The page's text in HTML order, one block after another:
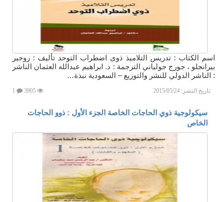
اسم الكتاب : تدريس التلاميذ ذوى اضطراب التوحد تأليف : روجير
بيرانجلو ، جورج جولياني الترجمة : د. ابراهيم عبدالله العثمان الناشر
: الناشر الدولي للنشر والتوزيع – السعودية نبذة…
تاريخ النشر: 2015/05/24
سيكولوجية ذوي الحاجات الخاصة الجزء الأول : ذوو الحاجات
الخاص